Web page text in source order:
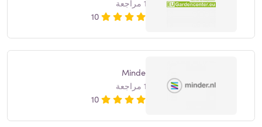
10
Minder.nl
10